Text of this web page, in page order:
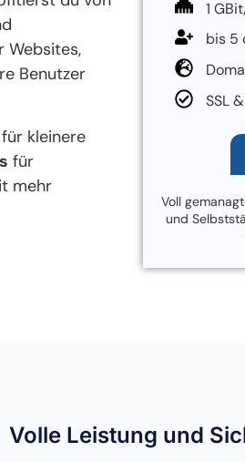
Websites,
Benutzer
für kleinere
für
mehr
1
bis 5
SSL
Voll
und
Volle Leistung und